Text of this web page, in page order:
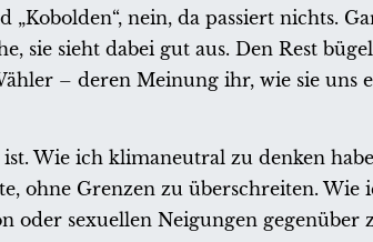
nein, da passiert nichts.
sie sieht dabei gut aus. Den Rest
– deren Meinung ihr, wie sie uns
Wie ich klimaneutral zu denken
ohne Grenzen zu überschreiten. Wie
oder sexuellen Neigungen gegenüber